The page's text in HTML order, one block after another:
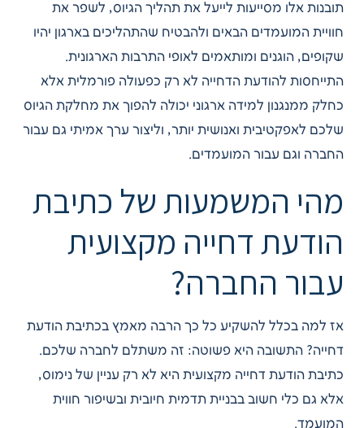
תובנות אלו מסייעות לייעל את תהליך הגיוס, לשפר את
חוויית המועמדים הבאים ולהבטיח שהתהליכים בארגון יהיו
שקופים, הוגנים ומותאמים לאופי התרבות הארגונית.
התייחסות להודעת הדחייה לא רק כפעולה פורמלית אלא
כחלק ממנגנון למידה ארגוני יכולה להפוך את מחלקת הגיוס
שלכם לאפקטיבית ואנושית יותר, וליצור ערך אמיתי גם עבור
החברה וגם עבור המועמדים.
מהי המשמעות של כתיבת
הודעת דחייה מקצועית
עבור החברה?
אז למה בכלל להשקיע כל כך הרבה מאמץ בכתיבת הודעת
דחייה? התשובה היא פשוטה: זה משתלם לחברה שלכם.
כתיבת הודעת דחייה מקצועית היא לא רק עניין של נימוס,
אלא גם כלי חשוב בבניית תדמית חיובית ובשיפור חווית
המועמד.